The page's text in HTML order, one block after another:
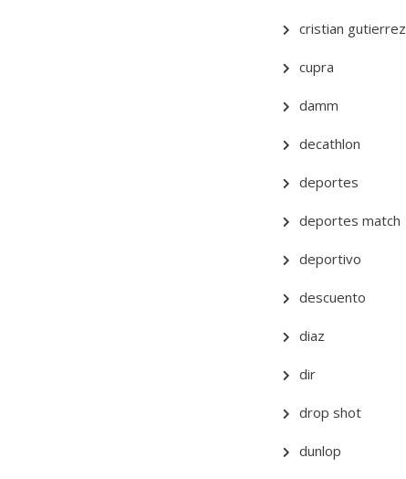
cristian gutierrez
cupra
damm
decathlon
deportes
deportes match
deportivo
descuento
diaz
dir
drop shot
dunlop